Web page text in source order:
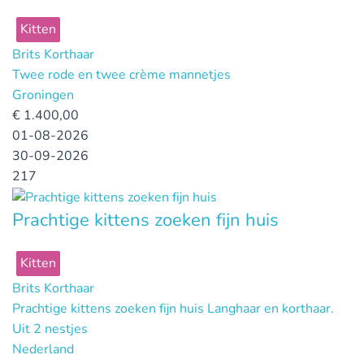
Kitten
Brits Korthaar
Twee rode en twee crème mannetjes
Groningen
€ 1.400,00
01-08-2026
30-09-2026
217
Prachtige kittens zoeken fijn huis
Kitten
Brits Korthaar
Prachtige kittens zoeken fijn huis Langhaar en korthaar.
Uit 2 nestjes
Nederland